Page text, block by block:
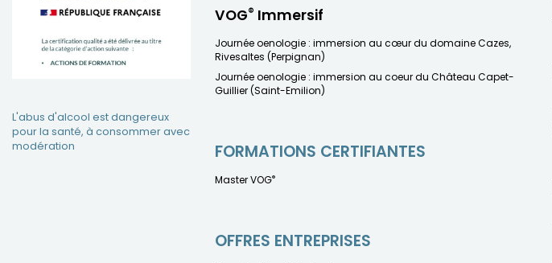
L'abus d'alcool est dangereux
pour la santé, à consommer avec
modération
VOG® Immersif
Journée oenologie : immersion au cœur du domaine Cazes,
Rivesaltes (Perpignan)
Journée oenologie : immersion au coeur du Château Capet-
Guillier (Saint-Emilion)
FORMATIONS CERTIFIANTES
Master VOG®
OFFRES ENTREPRISES